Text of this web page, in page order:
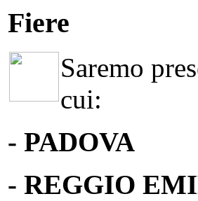
Fiere
Saremo
cui:
- PADOVA
- REGGIO